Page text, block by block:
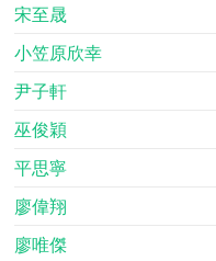
宋至晟
小笠原欣幸
尹子軒
巫俊穎
平思寧
廖偉翔
廖唯傑